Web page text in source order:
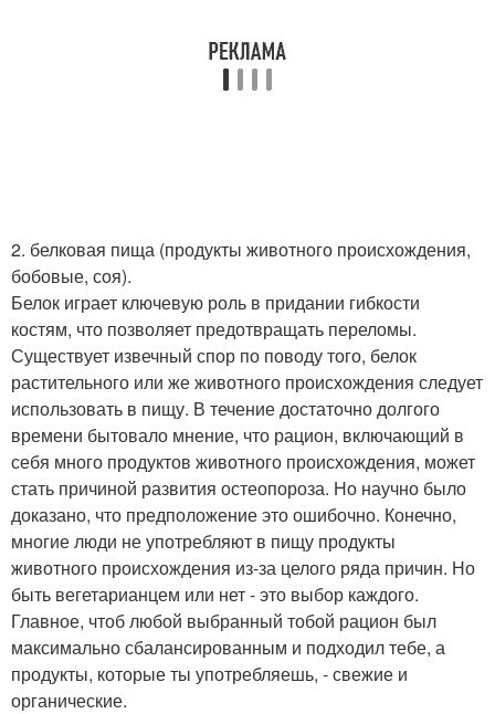
2. белковая пища (продукты животного происхождения,
бобовые, соя).
Белок играет ключевую роль в придании гибкости
костям, что позволяет предотвращать переломы.
Существует извечный спор по поводу того, белок
растительного или же животного происхождения следует
использовать в пищу. В течение достаточно долгого
времени бытовало мнение, что рацион, включающий в
себя много продуктов животного происхождения, может
стать причиной развития остеопороза. Но научно было
доказано, что предположение это ошибочно. Конечно,
многие люди не употребляют в пищу продукты
животного происхождения из-за целого ряда причин. Но
быть вегетарианцем или нет - это выбор каждого.
Главное, чтоб любой выбранный тобой рацион был
максимально сбалансированным и подходил тебе, а
продукты, которые ты употребляешь, - свежие и
органические.